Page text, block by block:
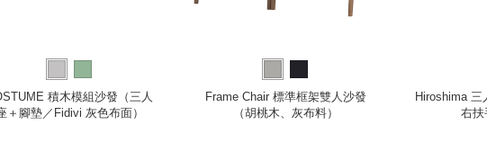
積木模組沙發（三人
＋腳墊／Fidivi 灰色布面）
Frame Chair 標準框架雙人沙發
（胡桃木、灰布料）
Hiroshima 三
右扶